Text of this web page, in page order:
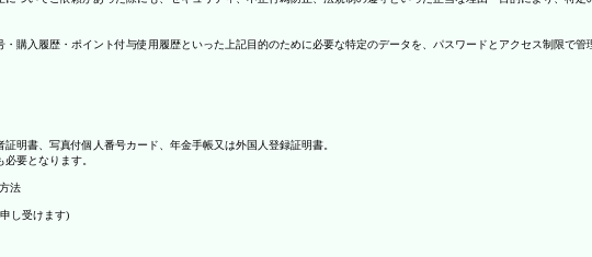
購入履歴・ポイント付与使用履歴といった上記目的のために必要な特定のデータを、パスワードとアクセス制限で管
明書、写真付個人番号カード、年金手帳又は外国人登録証明書。
要となります。
法
し受けます)